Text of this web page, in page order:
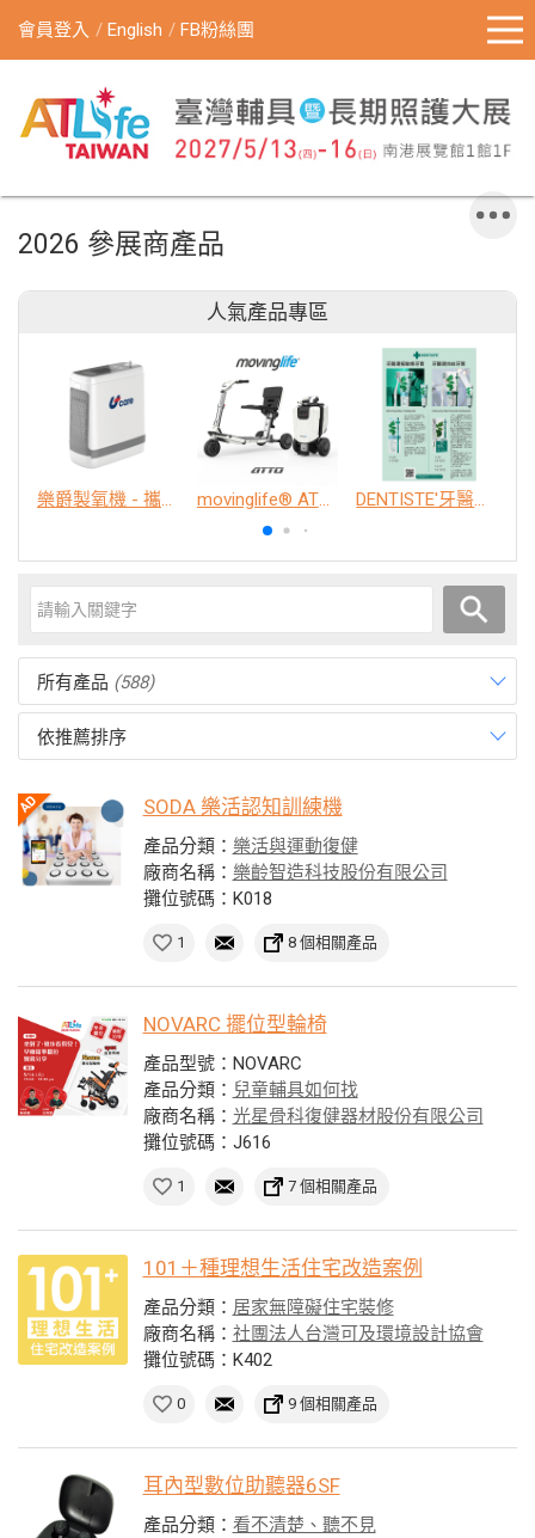
會員登入 English FB粉絲團
2026 參展商產品
人氣產品專區
樂爵製氧機 - 攜帶型 movinglife® ATTO新世代電動代步車 經典款 DENTISTE'牙醫選極敏感牙膏、抗蛀牙膏
所有產品 (588)
依推薦排序
SODA 樂活認知訓練機
產品分類： 樂活與運動復健
廠商名稱： 樂齡智造科技股份有限公司
攤位號碼：K018
1 8 個相關產品
NOVARC 擺位型輪椅
產品型號：NOVARC
產品分類： 兒童輔具如何找
廠商名稱： 光星骨科復健器材股份有限公司
攤位號碼：J616
1 7 個相關產品
101＋種理想生活住宅改造案例
產品分類： 居家無障礙住宅裝修
廠商名稱： 社團法人台灣可及環境設計協會
攤位號碼：K402
0 9 個相關產品
耳內型數位助聽器6SF
產品分類： 看不清楚、聽不見